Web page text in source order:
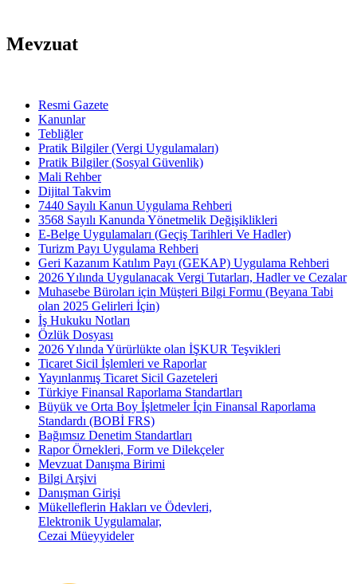
Mevzuat
Resmi Gazete
Kanunlar
Tebliğler
Pratik Bilgiler (Vergi Uygulamaları)
Pratik Bilgiler (Sosyal Güvenlik)
Mali Rehber
Dijital Takvim
7440 Sayılı Kanun Uygulama Rehberi
3568 Sayılı Kanunda Yönetmelik Değişiklikleri
E-Belge Uygulamaları (Geçiş Tarihleri Ve Hadler)
Turizm Payı Uygulama Rehberi
Geri Kazanım Katılım Payı (GEKAP) Uygulama Rehberi
2026 Yılında Uygulanacak Vergi Tutarları, Hadler ve Cezalar
Muhasebe Büroları için Müşteri Bilgi Formu (Beyana Tabi
olan 2025 Gelirleri İçin)
İş Hukuku Notları
Özlük Dosyası
2026 Yılında Yürürlükte olan İŞKUR Teşvikleri
Ticaret Sicil İşlemleri ve Raporlar
Yayınlanmış Ticaret Sicil Gazeteleri
Türkiye Finansal Raporlama Standartları
Büyük ve Orta Boy İşletmeler İçin Finansal Raporlama
Standardı (BOBİ FRS)
Bağımsız Denetim Standartları
Rapor Örnekleri, Form ve Dilekçeler
Mevzuat Danışma Birimi
Bilgi Arşivi
Danışman Girişi
Mükelleflerin Hakları ve Ödevleri,
Elektronik Uygulamalar,
Cezai Müeyyideler